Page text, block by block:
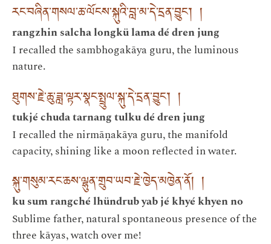
རང་བཞིན་གསལ་ཆ་ལོངས་སྐུའི་བླ་མ་དེ་དྲན་བྱུང་། །
rangzhin salcha longkü lama dé dren jung
I recalled the sambhogakāya guru, the luminous
nature.
ཐུགས་རྗེ་ཆུ་ཟླ་ལྟར་སྣང་སྤྲུལ་སྐུ་དེ་དྲན་བྱུང་། །
tukjé chuda tarnang tulku dé dren jung
I recalled the nirmāṇakāya guru, the manifold
capacity, shining like a moon reflected in water.
སྐུ་གསུམ་རང་ཆས་ལྷུན་གྲུབ་ཡབ་རྗེ་ཁྱེད་མཁྱེན་ནོ། །
ku sum rangché lhündrub yab jé khyé khyen no
Sublime father, natural spontaneous presence of the
three kāyas, watch over me!